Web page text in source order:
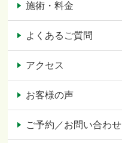
施術・料金
よくあるご質問
アクセス
お客様の声
ご予約／お問い合わせ